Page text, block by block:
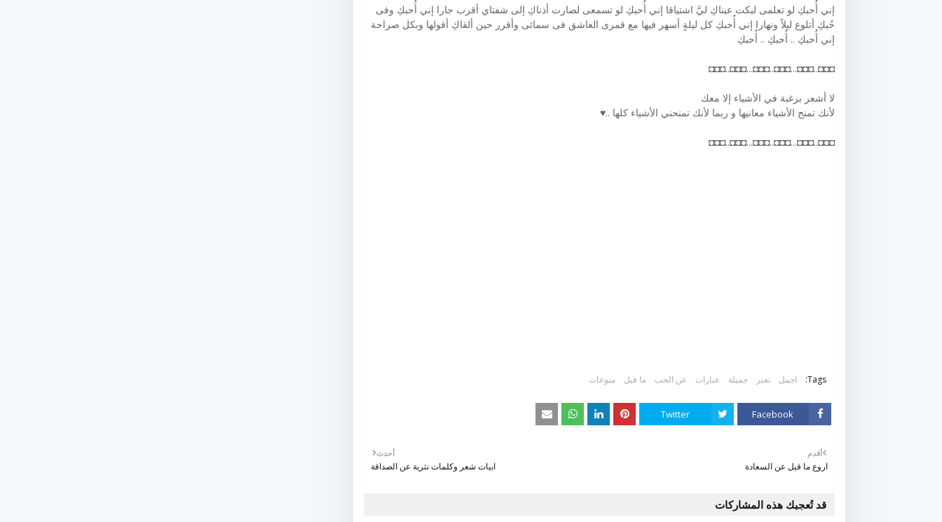
ﺇﻧﻲ ﺃُﺣﺒﻚِ ﻟﻮ ﺗﻌﻠﻤﻰ ﻟﺒﻜﺖ ﻋﻴﻨﺎﻙِ ﻟﻲَّ ﺍﺷﺘﻴﺎﻗﺎ ﺇﻧﻲ ﺃُﺣﺒﻚِ ﻟﻮ ﺗﺴﻤﻌﻰ ﻟﺼﺎﺭﺕ ﺃﺫﻧﺎﻙِ ﺇﻟﻰ ﺷﻔﺘﺎﻱ ﺃﻗﺮﺏ ﺟﺎﺭﺍ ﺇﻧﻲ ﺃُﺣﺒﻚِ ﻭﻓﻰ
ﺣُﺒﻚِ ﺃﺗﻠﻮﻉ ﻟﻴﻼ‌ً ﻭﻧﻬﺎﺭﺍ ﺇﻧﻲ ﺃُﺣﺒﻚِ ﻛﻞ ﻟﻴﻠﺔٍ ﺃﺳﻬﺮ ﻓﻴﻬﺎ ﻣﻊ ﻗﻤﺮﻯ ﺍﻟﻌﺎﺷﻖ ﻓﻰ ﺳﻤﺎﺋﻰ ﻭﺃﻗﺮﺭ ﺣﻴﻦ ﺃﻟﻘﺎﻙِ ﺃﻗﻮﻟﻬﺎ ﻭﺑﻜﻞ ﺻﺮﺍﺣﺔ
ﺇﻧﻲ ﺃُﺣﺒﻚِ .. ﺃُﺣﺒﻚِ .. ﺃُﺣﺒﻚِ
◘◘◘..◘◘◘...◘◘◘..◘◘◘...◘◘◘..◘◘◘
لا أشعر برغبة في الأشياء إلا معك
لأنك تمنح الأشياء معانيها و ربما لأنك تمنحني الأشياء كلها ..♥
◘◘◘..◘◘◘...◘◘◘..◘◘◘...◘◘◘..◘◘◘
Tags: اجمل تعبر جميلة عبارات عن الحب ما قيل منوعات
Facebook
Twitter
أحدث
ابيات شعر وكلمات نثرية عن الصداقة
أقدم
اروع ما قيل عن السعادة
قد تُعجبك هذه المشاركات